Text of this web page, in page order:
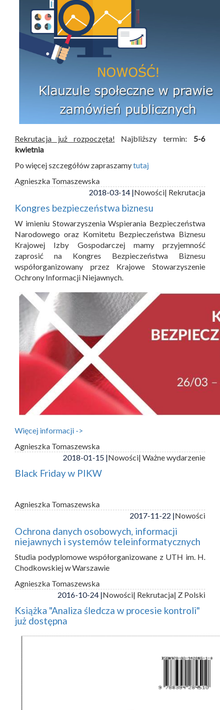
Rekrutacja już rozpoczęta! Najbliższy termin: 5-6
kwietnia
Po więcej szczegółów zapraszamytutaj
Agnieszka Tomaszewska
2018-03-14 |Nowości| Rekrutacja
Kongres bezpieczeństwa biznesu
W imieniu Stowarzyszenia Wspierania Bezpieczeństwa
Narodowego oraz Komitetu Bezpieczeństwa Biznesu
Krajowej Izby Gospodarczej mamy przyjemność
zaprosić na Kongres Bezpieczeństwa Biznesu
współorganizowany przez Krajowe Stowarzyszenie
Ochrony Informacji Niejawnych.
Więcej informacji ->
Agnieszka Tomaszewska
2018-01-15 |Nowości| Ważne wydarzenie
Black Friday w PIKW
Agnieszka Tomaszewska
2017-11-22 |Nowości
Ochrona danych osobowych, informacji
niejawnych i systemów teleinformatycznych
Studia podyplomowe współorganizowane z UTH im. H.
Chodkowskiej w Warszawie
Agnieszka Tomaszewska
2016-10-24 |Nowości| Rekrutacja| Z Polski
Książka "Analiza śledcza w procesie kontroli"
już dostępna